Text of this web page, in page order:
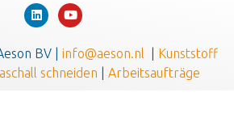
BV | info@aeson.nl
Kunststoff
schneiden Arbeitsaufträge